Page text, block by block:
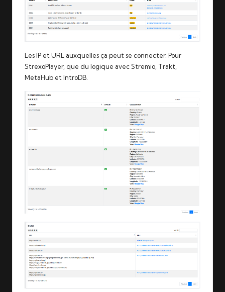
Les IP et URL auxquelles ça peut se connecter. Pour
StrexoPlayer, que du logique avecStremio Trakt
MetaHub et IntroDB